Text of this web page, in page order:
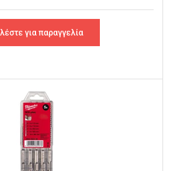
για παραγγελία